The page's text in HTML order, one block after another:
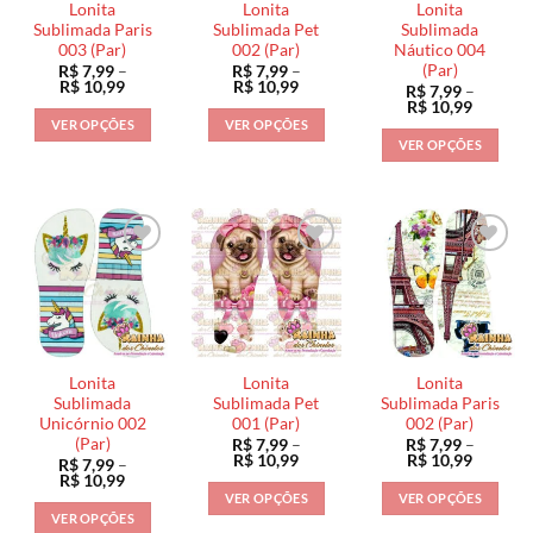
Lonita
Sublimada Paris
003 (Par)
R$7,99 –
R$ 10,99Faixa
preço:
R$ 7,99
através
VER OPÇÕES
várias
variantes.
As
opções
podem
ser
escolhidas
na
página
do
produto
Lonita
Sublimada Pet
002 (Par)
R$7,99 –
R$ 10,99Faixa
preço:
R$ 7,99
através
VER OPÇÕES
várias
variantes.
As
opções
podem
ser
escolhidas
na
página
do
produto
Lonita
Sublimada
Náutico 004
(Par)
R$7,99 –
R$ 10,99Faixa
preço:
R$ 7,99
através
VER OPÇÕES
tem
várias
variantes.
As
opções
podem
ser
escolhidas
na
página
do
produto
Lonita
Sublimada
Unicórnio 002
(Par)
R$7,99 –
R$ 10,99Faixa
preço:
R$ 7,99
VER OPÇÕES
Lonita
Sublimada Pet
001 (Par)
R$7,99 –
R$ 10,99Faixa
preço:
R$ 7,99
através
VER OPÇÕES
Lonita
Sublimada Paris
002 (Par)
R$7,99 –
R$ 10,99Faixa
preço:
R$ 7,99
através
VER OPÇÕES